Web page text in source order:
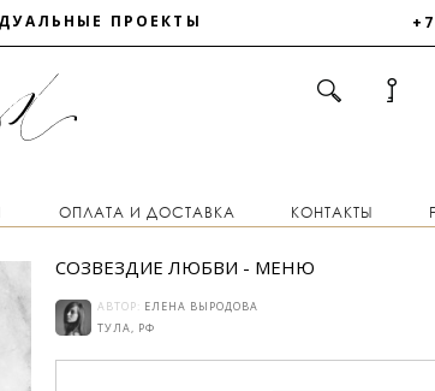
ПРОЕКТЫ
ОПЛАТА И ДОСТАВКА КОНТАКТЫ
СОЗВЕЗДИЕ ЛЮБВИ - МЕНЮ
АВТОР: ЕЛЕНА ВЫРОДОВА
ТУЛА, РФ